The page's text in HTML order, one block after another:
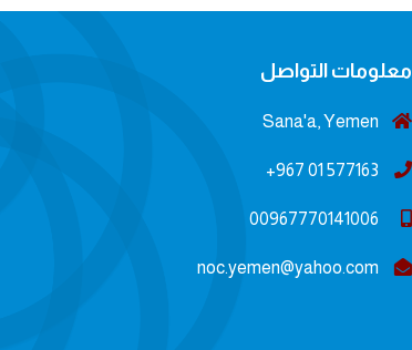
معلومات التواصل
Sana'a, Yemen
577163 01 967+
00967770141006
noc.yemen@yahoo.com